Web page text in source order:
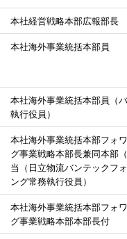
本社経営戦略本部広報部長
本社海外事業統括本部員
本社海外事業統括本部員（
執行役員）
本社海外事業統括本部フォ
グ事業戦略本部長兼同本部
当（日立物流バンテックフ
ング常務執行役員）
本社海外事業統括本部フォ
グ事業戦略本部本部長付